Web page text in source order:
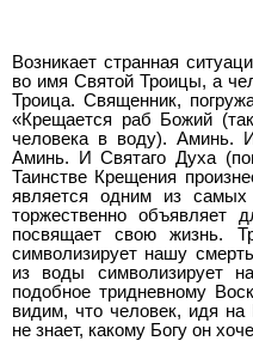
Возникает странная
во имя Святой Троицы, а
Троица. Священник,
«Крещается раб Божий
человека в воду). Аминь.
Аминь. И Святаго Духа
Таинстве Крещения
является одним из
торжественно объявляет
посвящает свою жизнь.
символизирует нашу
из воды символизирует
подобное тридневному
видим, что человек, идя на
не знает, какому Богу он